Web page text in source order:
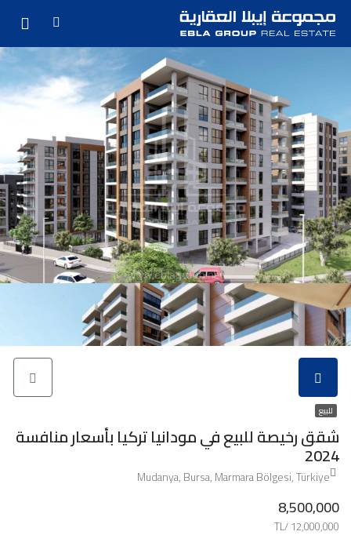
للبيع
شقق رخيصة للبيع في مودانيا تركيا بأسعار منافسة
2024
Mudanya, Bursa, Marmara Bölgesi, Türkiye
8,500,000
12,000,000 /TL